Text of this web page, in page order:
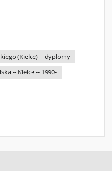
(Kielce) -- dyplomy
-- Kielce -- 1990-